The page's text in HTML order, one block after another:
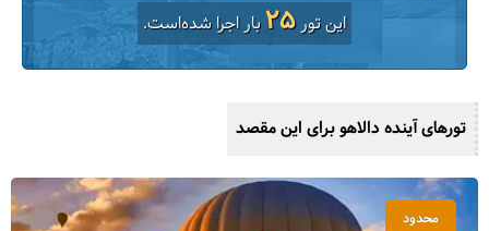
این تور25بار اجرا شده‌است.
تورهای آینده دالاهو برای این مقصد
محدود